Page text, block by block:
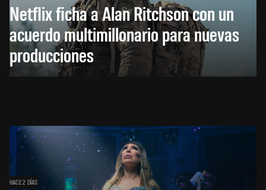
Netflix ficha a Alan Ritchson con un
acuerdo multimillonario para nuevas
producciones
HACE 2 DÍAS